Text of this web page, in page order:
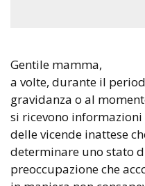
Gentile mamma,
a volte, durante il
gravidanza o al
si ricevono informazioni
delle vicende inattese
determinare uno stato
preoccupazione che